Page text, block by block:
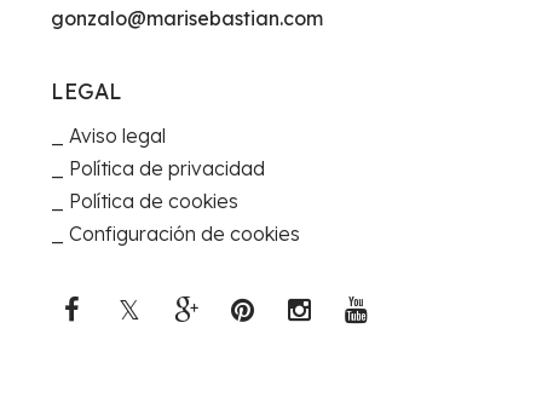
gonzalo@marisebastian.com
LEGAL
Aviso legal
Política de privacidad
Política de cookies
Configuración de cookies